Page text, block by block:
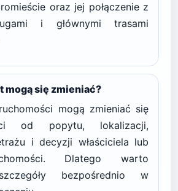
oraz jej połączenie z
i głównymi trasami
mogą się zmieniać?
mogą zmieniać się
od popytu, lokalizacji,
i decyzji właściciela lub
Dlatego warto
bezpośrednio w